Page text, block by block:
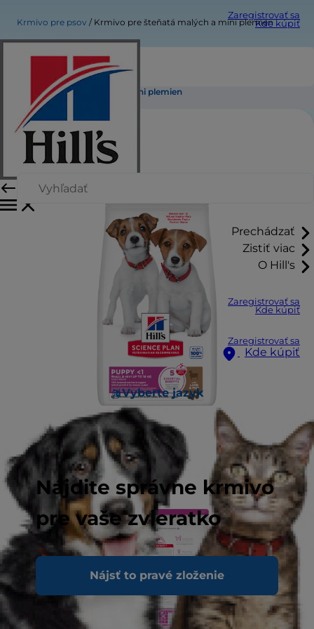
Zaregistrovať sa
Kde kúpiť
Prechádzať
Zistiť viac
O Hill's
Zaregistrovať sa
Kde kúpiť
Zaregistrovať sa
Kde kúpiť
Vyberte jazyk
Nájdite správne krmivo
pre vaše zvieratko
Nájsť to pravé zloženie
Krmivo pre psov Krmivo pre šteňatá malých a mini plemien
Krmivo pre šteňatá malých a mini plemien